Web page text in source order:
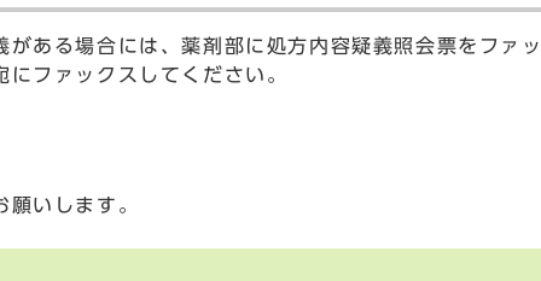
ある場合には、薬剤部に処方内容疑義照会票をファ
ファックスしてください。
いします。